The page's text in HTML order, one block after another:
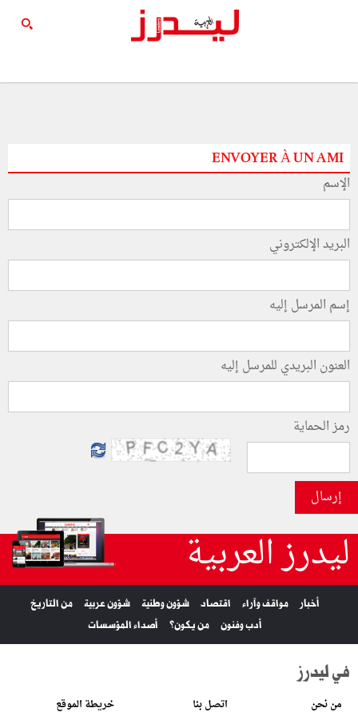
ENVOYER À UN AMI
الإسم
البريد الإلكتروني
إسم المرسل إليه
العنون البريدي للمرسل إليه
رمز الحماية
إرسال
ليدرز العربية
أخبار مواقف وآراء اقتصاد شؤون وطنية شؤون عربية
من التاريخ
أدب وفنون
من يكون؟ أصداء المؤسسات
في ليدرز
من نحن اتصل بنا خريطة الموقع